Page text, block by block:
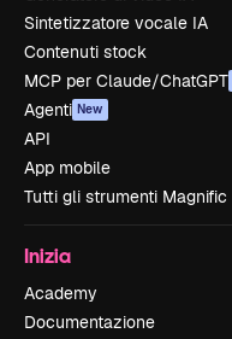
Sintetizzatore vocale IA
Contenuti stock
MCP per Claude/ChatGPT
Agenti New
API
App mobile
Tutti gli strumenti Magnific
Inizia
Academy
Documentazione